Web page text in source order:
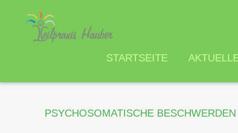
STARTSEITE
PSYCHOSOMATISCHE BESCHWERDEN